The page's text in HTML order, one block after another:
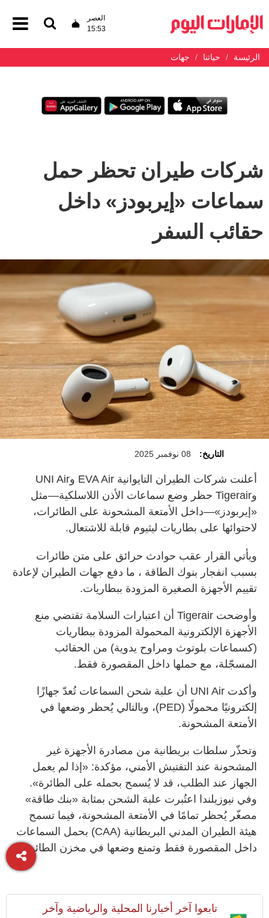
العصر
15:53
الرئيسة حياتنا جهات
شركات طيران تحظر حمل
سماعات «إيربودز» داخل
حقائب السفر
التاريخ: 08 نوفمبر 2025
أعلنت شركات الطيران التايوانية EVA Air وUNI Air
وTigerair حظر وضع سماعات الأذن اللاسلكية—مثل
«إيربودز»—داخل الأمتعة المشحونة على الطائرات،
لاحتوائها على بطاريات ليثيوم قابلة للاشتعال.
ويأتي القرار عقب حوادث حرائق على متن طائرات
بسبب انفجار بنوك الطاقة ، ما دفع جهات الطيران لإعادة
تقييم الأجهزة الصغيرة المزودة ببطاريات.
وأوضحت Tigerair أن اعتبارات السلامة تقتضي منع
الأجهزة الإلكترونية المحمولة المزودة ببطاريات
(كسماعات بلوتوث ومراوح يدوية) من الحقائب
المسجّلة، مع حملها داخل المقصورة فقط.
وأكدت UNI Air أن علبة شحن السماعات تُعدّ جهازًا
إلكترونيًا محمولًا (PED)، وبالتالي يُحظر وضعها في
الأمتعة المشحونة.
وتحذّر سلطات بريطانية من مصادرة الأجهزة غير
المشحونة عند التفتيش الأمني، مؤكدة: «إذا لم يعمل
الجهاز عند الطلب، قد لا يُسمح بحمله على الطائرة».
وفي نيوزيلندا اعتُبرت علبة الشحن بمثابة «بنك طاقة»
مصغّر يُحظر تمامًا في الأمتعة المشحونة، فيما تسمح
هيئة الطيران المدني البريطانية (CAA) بحمل السماعات
داخل المقصورة فقط وتمنع وضعها في مخزن الطائرة.
تابعوا آخر أخبارنا المحلية والرياضية وآخر